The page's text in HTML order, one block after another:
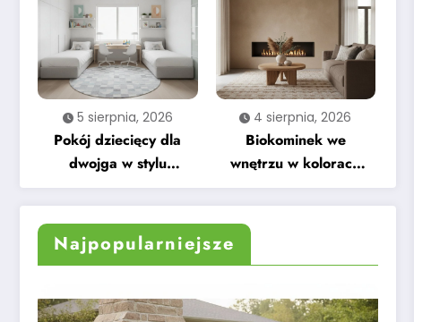
5 sierpnia, 2026
Pokój dziecięcy dla
dwojga w stylu
nowoczesnym –
praktyczne wskazówki
4 sierpnia, 2026
Biokominek we
wnętrzu w kolorach
ziemi – kompletny
przewodnik
Najpopularniejsze